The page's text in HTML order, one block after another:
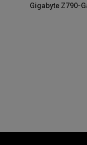
Gigabyte Z790-